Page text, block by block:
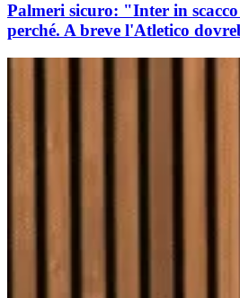
Palmeri sicuro: "Inter in scacco
perché. A breve l'Atletico